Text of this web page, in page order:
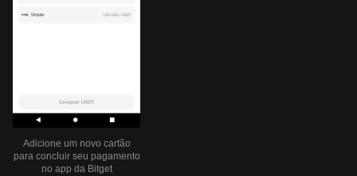
Adicione um novo cartão
para concluir seu pagamento
no app da Bitget